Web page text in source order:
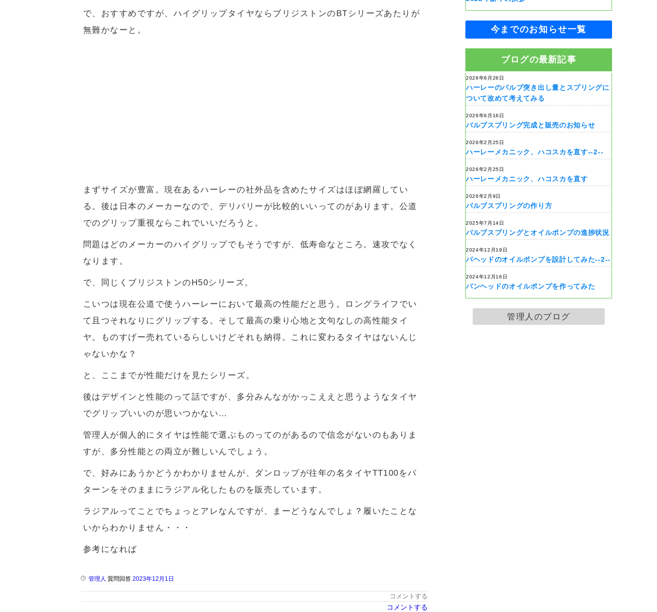
で、おすすめですが、ハイグリップタイヤならブリジストンのBTシリーズあたりが
無難かなーと。
まずサイズが豊富。現在あるハーレーの社外品を含めたサイズはほぼ網羅してい
る。後は日本のメーカーなので、デリバリーが比較的いいってのがあります。公道
でのグリップ重視ならこれでいいだろうと。
問題はどのメーカーのハイグリップでもそうですが、低寿命なところ。速攻でなく
なります。
で、同じくブリジストンのH50シリーズ。
こいつは現在公道で使うハーレーにおいて最高の性能だと思う。ロングライフでい
て且つそれなりにグリップする。そして最高の乗り心地と文句なしの高性能タイ
ヤ。ものすげー売れているらしいけどそれも納得。これに変わるタイヤはないんじ
ゃないかな？
と、ここまでが性能だけを見たシリーズ。
後はデザインと性能のって話ですが、多分みんながかっこええと思うようなタイヤ
でグリップいいのが思いつかない…
管理人が個人的にタイヤは性能で選ぶものってのがあるので信念がないのもありま
すが、多分性能との両立が難しいんでしょう。
で、好みにあうかどうかわかりませんが、ダンロップが往年の名タイヤTT100をパ
ターンをそのままにラジアル化したものを販売しています。
ラジアルってことでちょっとアレなんですが、まーどうなんでしょ？履いたことな
いからわかりません・・・
参考になれば
管理人 質問回答 2023年12月1日
コメントする
コメントする
今までのお知らせ一覧
ブログの最新記事
2026年6月26日
ハーレーのバルブ突き出し量とスプリングに
ついて改めて考えてみる
2026年6月16日
バルブスプリング完成と販売のお知らせ
2026年2月25日
ハーレーメカニック、ハコスカを直す--2--
2026年2月25日
ハーレーメカニック、ハコスカを直す
2026年2月9日
バルブスプリングの作り方
2025年7月14日
バルブスプリングとオイルポンプの進捗状況
2024年12月19日
パヘッドのオイルポンプを設計してみた--2--
2024年12月16日
パンヘッドのオイルポンプを作ってみた
管理人のブログ